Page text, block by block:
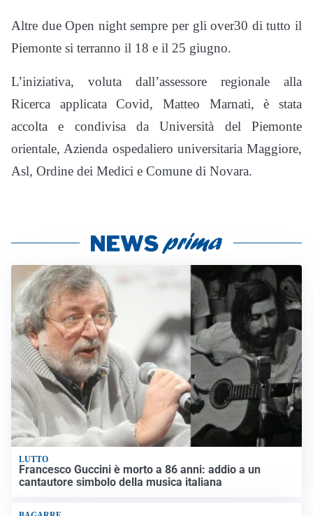
Altre due Open night sempre per gli over30 di tutto il
Piemonte si terranno il 18 e il 25 giugno.
L’iniziativa, voluta dall’assessore regionale alla
Ricerca applicata Covid, Matteo Marnati, è stata
accolta e condivisa da Università del Piemonte
orientale, Azienda ospedaliero universitaria Maggiore,
Asl, Ordine dei Medici e Comune di Novara.
LUTTO
Francesco Guccini è morto a 86 anni: addio a un
cantautore simbolo della musica italiana